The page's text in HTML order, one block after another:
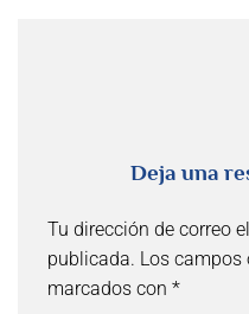
Deja una
Tu dirección de correo
publicada. Los campos
marcados con *